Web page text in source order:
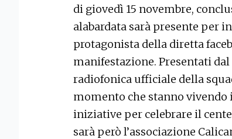
di giovedì 15 novembre,
alabardata sarà presente per
protagonista della diretta
manifestazione. Presentati
radiofonica ufficiale della
momento che stanno
iniziative per celebrare il
sarà però l’associazione